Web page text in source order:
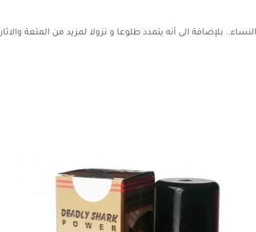
بلإضافة الى أنه يتمدد طلوعا و نزولا لمزيد من المتعة